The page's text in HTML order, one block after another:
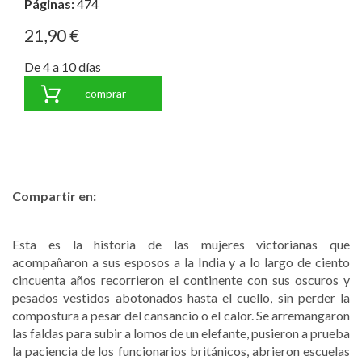
Páginas:474
21,90 €
De 4 a 10 días
comprar
Compartir en:
Esta es la historia de las mujeres victorianas que
acompañaron a sus esposos a la India y a lo largo de ciento
cincuenta años recorrieron el continente con sus oscuros y
pesados vestidos abotonados hasta el cuello, sin perder la
compostura a pesar del cansancio o el calor. Se arremangaron
las faldas para subir a lomos de un elefante, pusieron a prueba
la paciencia de los funcionarios británicos, abrieron escuelas